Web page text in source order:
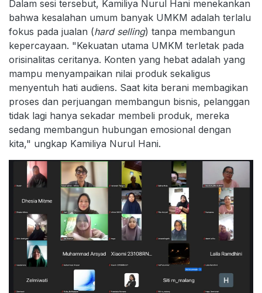
Dalam sesi tersebut, Kamiliya Nurul Hani menekankan
bahwa kesalahan umum banyak UMKM adalah terlalu
fokus pada jualan (hard selling) tanpa membangun
kepercayaan. "Kekuatan utama UMKM terletak pada
orisinalitas ceritanya. Konten yang hebat adalah yang
mampu menyampaikan nilai produk sekaligus
menyentuh hati audiens. Saat kita berani membagikan
proses dan perjuangan membangun bisnis, pelanggan
tidak lagi hanya sekadar membeli produk, mereka
sedang membangun hubungan emosional dengan
kita," ungkap Kamiliya Nurul Hani.